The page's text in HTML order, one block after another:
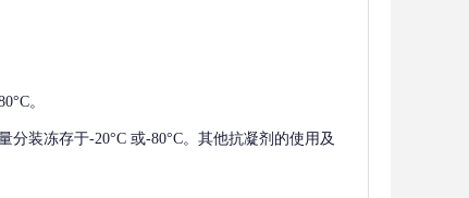
。
装冻存于-20°C 或-80°C。其他抗凝剂的使用及